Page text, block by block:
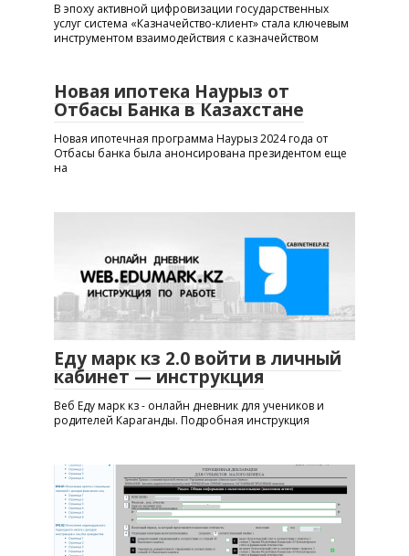
В эпоху активной цифровизации государственных
услуг система «Казначейство-клиент» стала ключевым
инструментом взаимодействия с казначейством
Новая ипотека Наурыз от
Отбасы Банка в Казахстане
Новая ипотечная программа Наурыз 2024 года от
Отбасы банка была анонсирована президентом еще
на
Еду марк кз 2.0 войти в личный
кабинет — инструкция
Веб Еду марк кз - онлайн дневник для учеников и
родителей Караганды. Подробная инструкция